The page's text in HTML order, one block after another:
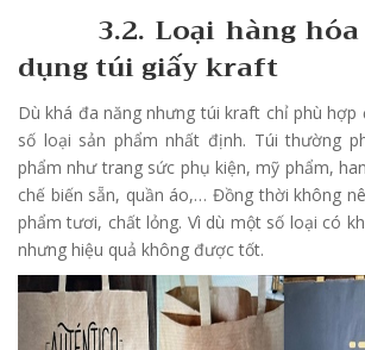
3.2. Loại hàng hóa
dụng túi giấy kraft
Dù khá đa năng nhưng túi kraft chỉ phù
số loại sản phẩm nhất định. Túi thường
phẩm như trang sức phụ kiện, mỹ phẩm,
chế biến sẵn, quần áo,… Đồng thời không
phẩm tươi, chất lỏng. Vì dù một số loại có
nhưng hiệu quả không được tốt.